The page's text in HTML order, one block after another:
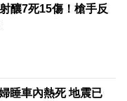
釀7死15傷！槍手反
睡車內熱死 地震已